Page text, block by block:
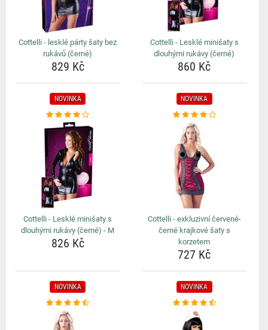
Cottelli - lesklé párty šaty bez
rukávů (černé)
829 Kč
Cottelli - Lesklé minišaty s
dlouhými rukávy (černé)
860 Kč
NOVINKA
Cottelli - Lesklé minišaty s
dlouhými rukávy (černé) - M
826 Kč
NOVINKA
Cottelli - exkluzivní červené-
černé krajkové šaty s
korzetem
727 Kč
NOVINKA NOVINKA